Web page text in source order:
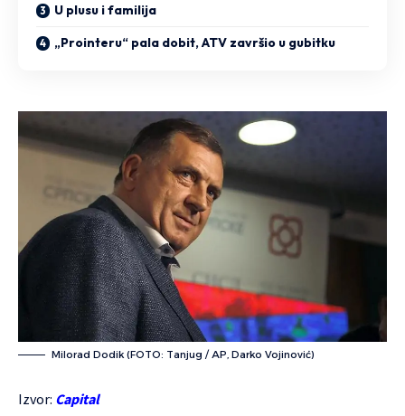
U plusu i familija
„Prointeru“ pala dobit, ATV završio u gubitku
Milorad Dodik (FOTO: Tanjug / AP, Darko Vojinović)
Izvor: Capital